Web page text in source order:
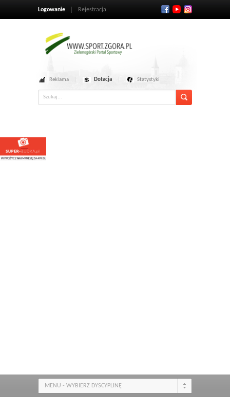
Logowanie Rejestracja
Reklama Dotacja Statystyki
MENU - WYBIERZ DYSCYPLINĘ